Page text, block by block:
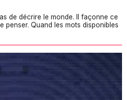
de décrire le monde. Il façonne ce
penser. Quand les mots disponibles